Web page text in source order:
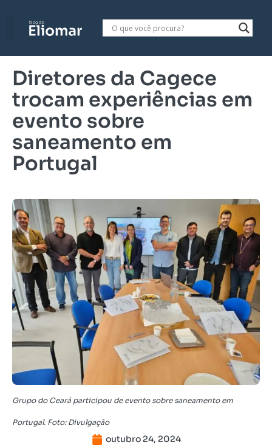
Diretores da Cagece
trocam experiências em
evento sobre
saneamento em
Portugal
Grupo do Ceará participou de evento sobre saneamento em
Portugal. Foto: Divulgação
outubro 24, 2024